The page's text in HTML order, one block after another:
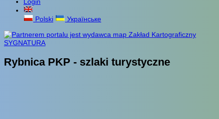
Login
Polski Українське
Rybnica PKP - szlaki turystyczne